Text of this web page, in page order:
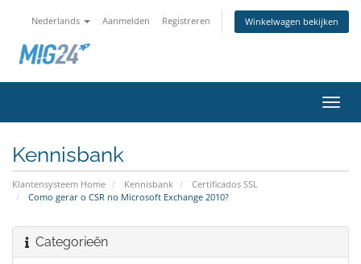
Nederlands Aanmelden Registreren Winkelwagen bekijken
in-/
Kennisbank
Klantensysteem Home Kennisbank
Certificados SSL
Como gerar o CSR no Microsoft Exchange 2010?
Categorieën